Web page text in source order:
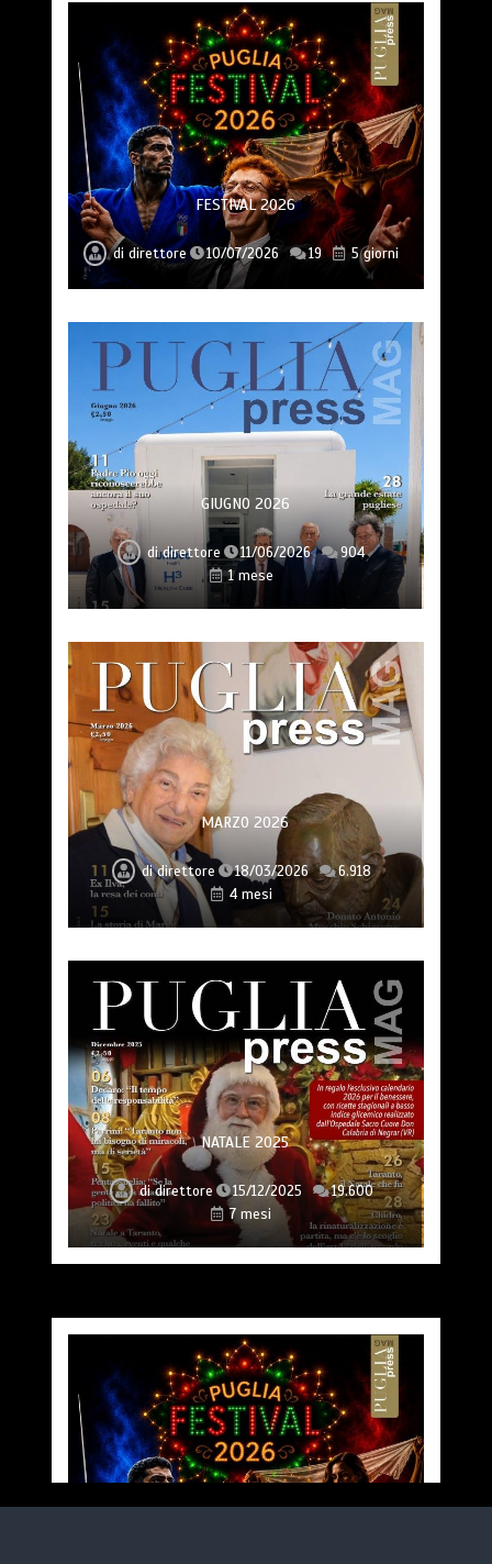
FESTIVAL 2026
didirettore 10/07/2026 19 5 giorni
GIUGNO 2026
didirettore 11/06/2026
904
1 mese
MARZO 2026
didirettore 18/03/2026
6.918
4 mesi
NATALE 2025
didirettore 15/12/2025
19.600
7 mesi